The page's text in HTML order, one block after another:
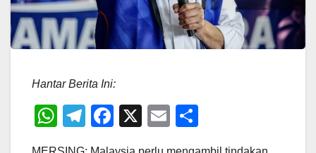
Hantar Berita Ini:
W
T
F
X
E